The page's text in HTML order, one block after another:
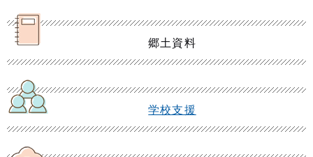
郷土資料
学校支援